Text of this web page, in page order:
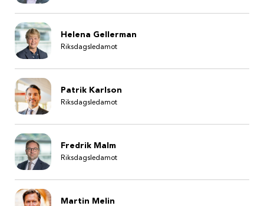
Helena Gellerman
Riksdagsledamot
Patrik Karlson
Riksdagsledamot
Fredrik Malm
Riksdagsledamot
Martin Melin